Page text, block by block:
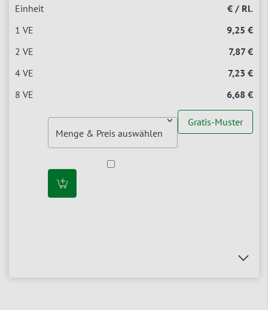
€ / Rl.
9,25 €
7,87 €
7,23 €
6,68 €
Gratis-Muster